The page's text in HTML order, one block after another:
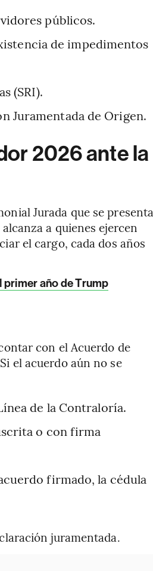
públicos.
de impedimentos
(SRI).
Juramentada de Origen.
2026 ante la
Jurada que se presenta
a quienes ejercen
el cargo, cada dos años
primer año de Trump
con el Acuerdo de
el acuerdo aún no se
de la Contraloría.
o con firma
firmado, la cédula
juramentada.